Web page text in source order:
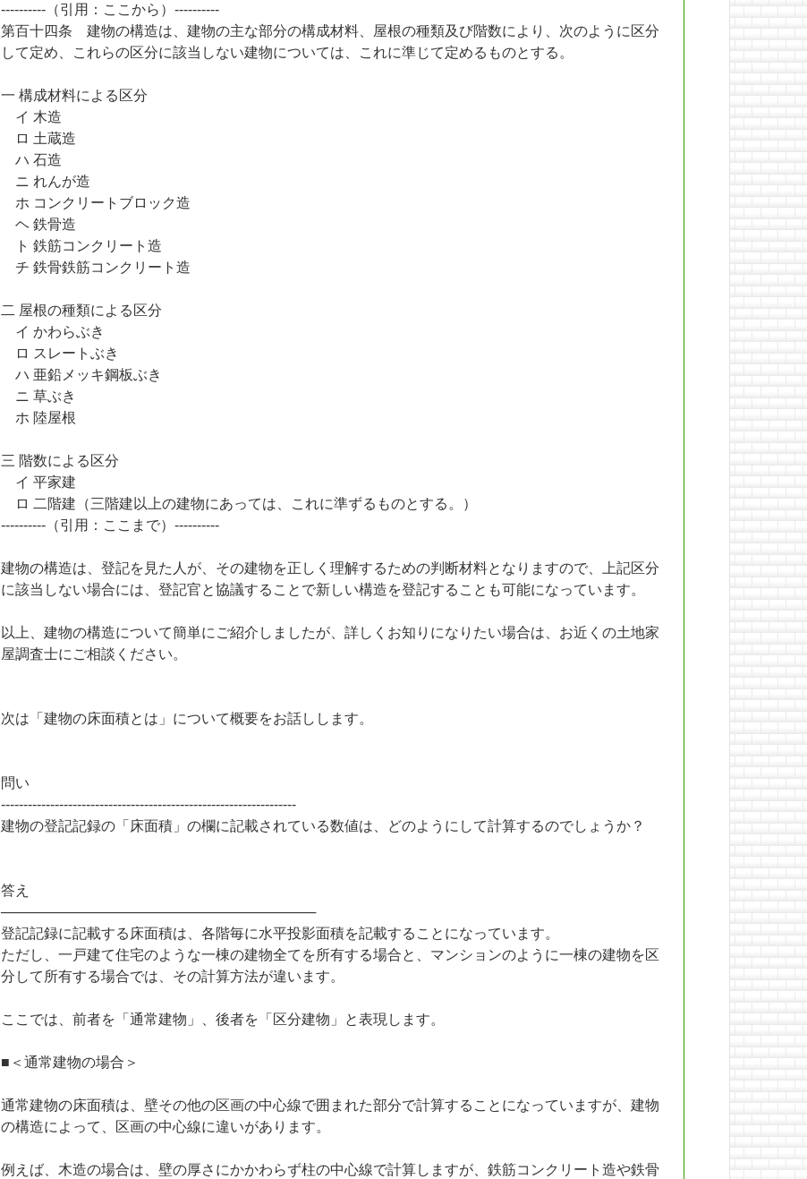
----------（引用：ここから）----------
第百十四条 建物の構造は、建物の主な部分の構成材料、屋根の種類及び階数により、次のように区分
して定め、これらの区分に該当しない建物については、これに準じて定めるものとする。
一 構成材料による区分
イ 木造
ロ 土蔵造
ハ 石造
ニ れんが造
ホ コンクリートブロック造
ヘ 鉄骨造
ト 鉄筋コンクリート造
チ 鉄骨鉄筋コンクリート造
二 屋根の種類による区分
イ かわらぶき
ロ スレートぶき
ハ 亜鉛メッキ鋼板ぶき
ニ 草ぶき
ホ 陸屋根
三 階数による区分
イ 平家建
ロ 二階建（三階建以上の建物にあっては、これに準ずるものとする。）
----------（引用：ここまで）----------
建物の構造は、登記を見た人が、その建物を正しく理解するための判断材料となりますので、上記区分
に該当しない場合には、登記官と協議することで新しい構造を登記することも可能になっています。
以上、建物の構造について簡単にご紹介しましたが、詳しくお知りになりたい場合は、お近くの土地家
屋調査士にご相談ください。
次は「建物の床面積とは」について概要をお話しします。
問い
------------------------------------------------------------------
建物の登記記録の「床面積」の欄に記載されている数値は、どのようにして計算するのでしょうか？
答え
────────────────────────────────
登記記録に記載する床面積は、各階毎に水平投影面積を記載することになっています。
ただし、一戸建て住宅のような一棟の建物全てを所有する場合と、マンションのように一棟の建物を区
分して所有する場合では、その計算方法が違います。
ここでは、前者を「通常建物」、後者を「区分建物」と表現します。
■＜通常建物の場合＞
通常建物の床面積は、壁その他の区画の中心線で囲まれた部分で計算することになっていますが、建物
の構造によって、区画の中心線に違いがあります。
例えば、木造の場合は、壁の厚さにかかわらず柱の中心線で計算しますが、鉄筋コンクリート造や鉄骨